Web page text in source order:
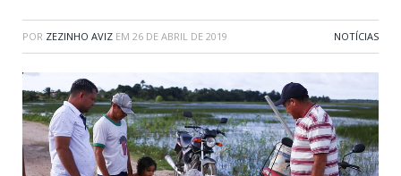
POR ZEZINHO AVIZ EM 26 DE ABRIL DE 2019 NOTÍCIAS